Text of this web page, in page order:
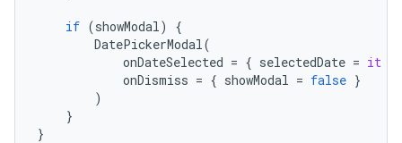
if (showModal)
{
DatePickerModal(
onDateSelected = { selectedDate = it
onDismiss = { showModal = false }
)
}
}